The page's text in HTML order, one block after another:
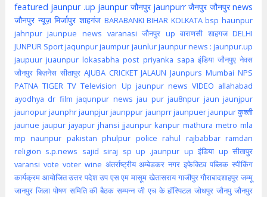
featured jaunpur .up jaunpur जौनपुर jaunpurr जैनपुर जौनपुर news
जौनपुर न्यूज़ मिर्जापुर शाहगंज BARABANKI BIHAR KOLKATA bsp haunpur
jahnpur jaunpue news varanasi जौनपुर up वाराणसी शाहगज DELHI
JUNPUR Sportjaqunpurjaumpur jaunlurjaunpur news : jaunpur.up
jaupuur juaunpur lokasabha post priyanka sapa इंडिया जौनपुए नेवस
जौनपुर बिज़नेस सीतापुर AJUBA CRICKET JALAUN Jaunpurs Mumbai NPS
PATNA TIGER TV Television Up jaunpur news VIDEO allahabad
ayodhya dr film jaqunpur news jau pur jau8npur jaun jaunjpur
jaunopurjaunphrjaunpjurjaunppur jaunprrjaunpuerjaunpur कुश्ती
jaunue jaupur jayapur jhansi jjaunpur kanpur mathura metro mla
mp naunpur pakistan phulpur police rahul rajbabbar ramdan
religion s.p.news sajid siraj sp up .jaunpur up इंडिया up सीतापुर
varansi vote voter wine अंतर्राष्ट्रीय अम्बेडकर नगर इफेक्टिव पब्लिक स्पीकिंग
कार्यक्रम आयोजित उत्तर पदेश उप एस एम मासूम खेतासराय गाजीपुर गौराबादशाहपुर जम्मू
जानपुर जिला पोषण समिति की बैठक सम्पन्न जी एच के हॉस्पिटल जोधपुर जौनपु जौनपुर